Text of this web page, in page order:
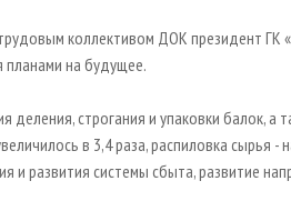
коллективом ДОК президент ГК
планами на будущее.
строгания и упаковки балок, а
в 3,4 раза, распиловка сырья -
развития системы сбыта, развитие